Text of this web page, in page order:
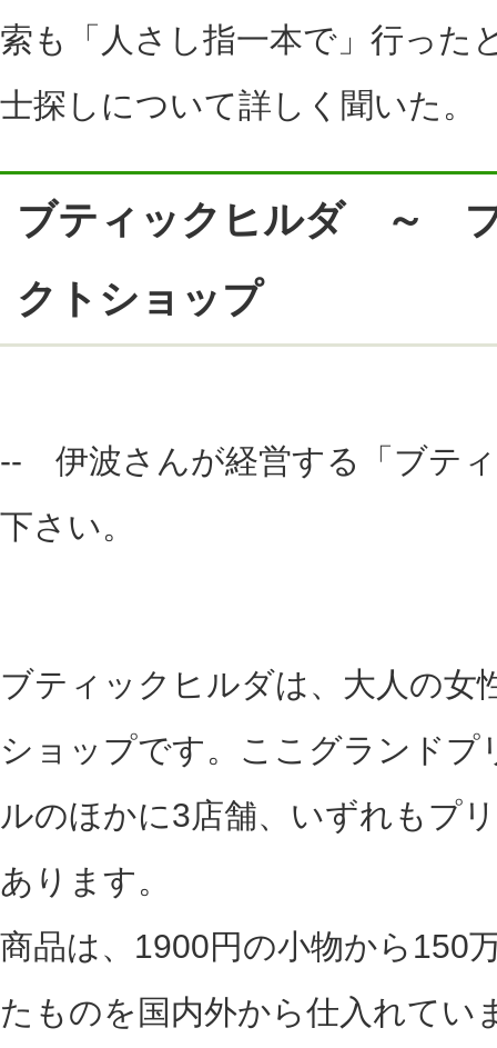
索も「人さし指一本で」行った
士探しについて詳しく聞いた。
ブティックヒルダ ～
クトショップ
-- 伊波さんが経営する「ブテ
下さい。
ブティックヒルダは、大人の女
ショップです。ここグランドプ
ルのほかに3店舗、いずれもプ
あります。
商品は、1900円の小物から150
たものを国内外から仕入れてい